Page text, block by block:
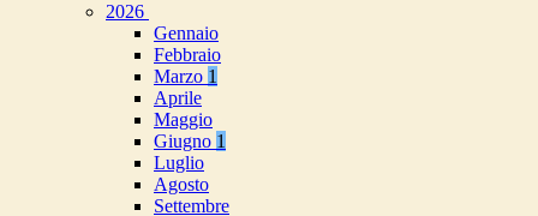
2026
Gennaio
Febbraio
Marzo 1
Aprile
Maggio
Giugno 1
Luglio
Agosto
Settembre